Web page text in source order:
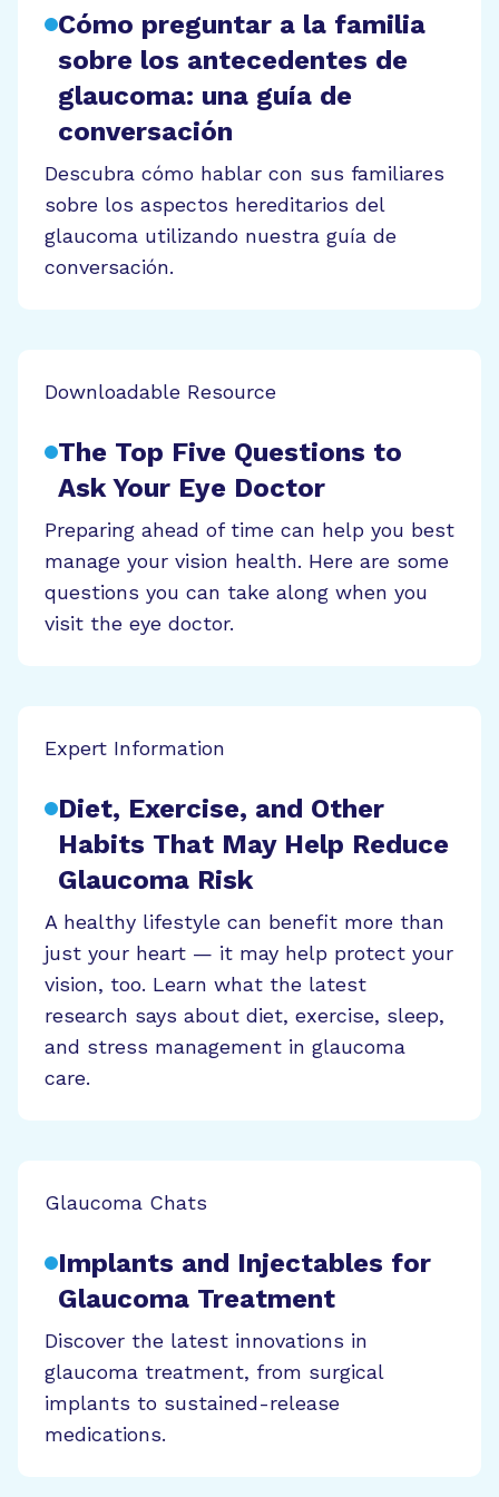
Cómo preguntar a la familia
sobre los antecedentes de
glaucoma: una guía de
conversación
Descubra cómo hablar con sus familiares
sobre los aspectos hereditarios del
glaucoma utilizando nuestra guía de
conversación.
Downloadable Resource
The Top Five Questions to
Ask Your Eye Doctor
Preparing ahead of time can help you best
manage your vision health. Here are some
questions you can take along when you
visit the eye doctor.
Expert Information
Diet, Exercise, and Other
Habits That May Help Reduce
Glaucoma Risk
A healthy lifestyle can benefit more than
just your heart — it may help protect your
vision, too. Learn what the latest
research says about diet, exercise, sleep,
and stress management in glaucoma
care.
Glaucoma Chats
Implants and Injectables for
Glaucoma Treatment
Discover the latest innovations in
glaucoma treatment, from surgical
implants to sustained-release
medications.